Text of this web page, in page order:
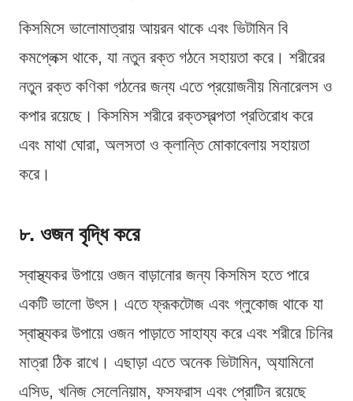
কিসমিসে ভালোমাত্রায় আয়রন থাকে এবং ভিটামিন বি
কমপ্লেক্স থাকে, যা নতুন রক্ত গঠনে সহায়তা করে। শরীরের
নতুন রক্ত কণিকা গঠনের জন্য এতে প্রয়োজনীয় মিনারেলস ও
কপার রয়েছে। কিসমিস শরীরে রক্তস্বল্পতা প্রতিরোধ করে
এবং মাথা ঘোরা, অলসতা ও ক্লান্তি মোকাবেলায় সহায়তা
করে।
৮. ওজন বৃদ্ধি করে
স্বাস্থ্যকর উপায়ে ওজন বাড়ানোর জন্য কিসমিস হতে পারে
একটি ভালো উৎস। এতে ফ্রূকটোজ এবং গ্লুকোজ থাকে যা
স্বাস্থ্যকর উপায়ে ওজন পাড়াতে সাহায্য করে এবং শরীরে চিনির
মাত্রা ঠিক রাখে। এছাড়া এতে অনেক ভিটামিন, অ্যামিনো
এসিড, খনিজ সেলেনিয়াম, ফসফরাস এবং প্রোটিন রয়েছে